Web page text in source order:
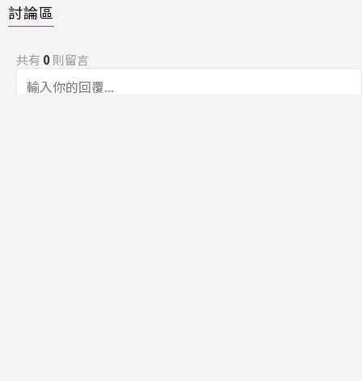
討論區
共有 0則留言